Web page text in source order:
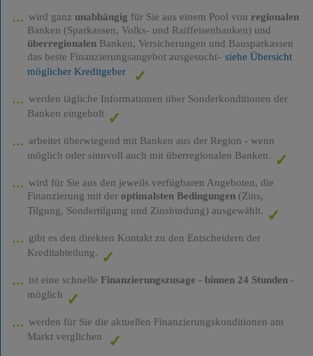
wird ganz unabhängig für Sie aus einem Pool von regionalen
Banken (Sparkassen, Volks- und Raiffeisenbanken) und
überregionalenBanken, Versicherungen und Bausparkassen
das beste Finanzierungsangebot ausgesucht- siehe Übersicht
möglicher Kreditgeber
werden tägliche Informationen über Sonderkonditionen der
Banken eingeholt
arbeitet überwiegend mit Banken aus der Region - wenn
möglich oder sinnvoll auch mit überregionalen Banken.
wird für Sie aus den jeweils verfügbaren Angeboten, die
Finanzierung mit der optimalsten Bedingungen(Zins,
Tilgung, Sondertilgung und Zinsbindung) ausgewählt.
gibt es den direkten Kontakt zu den Entscheidern der
Kreditabteilung.
ist eine schnelle Finanzierungszusage - binnen 24 Stunden-
möglich
werden für Sie die aktuellen Finanzierungskonditionen am
Markt verglichen